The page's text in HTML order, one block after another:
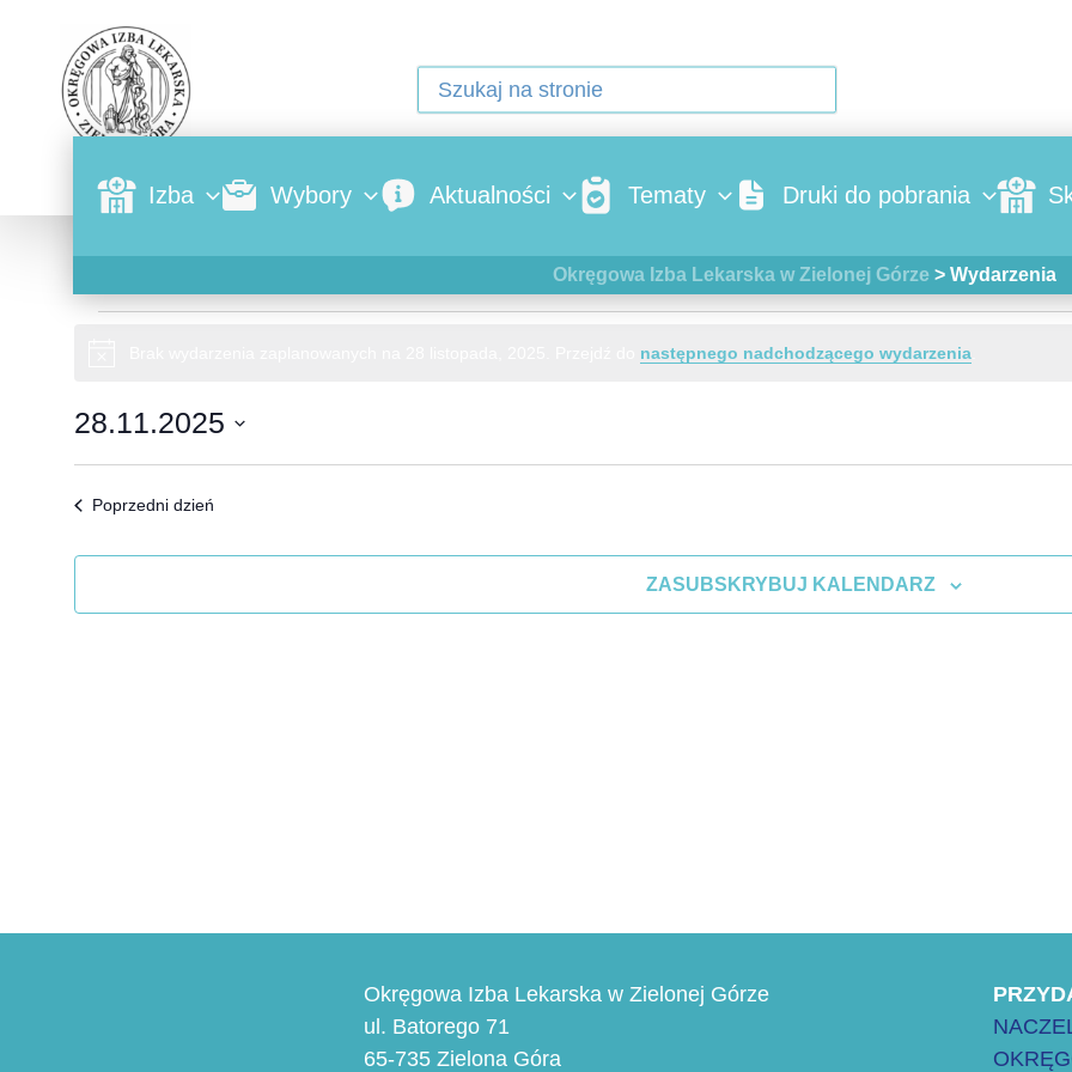
Izba Wybory Aktualności Tematy Druki do pobrania
Okręgowa Izba Lekarska w Zielonej Górze> Wydarzenia
następnego nadchodzącego wydarzenia.
28.11.2025
Poprzedni dzień
ZASUBSKRYBUJ KALENDARZ
Okręgowa Izba Lekarska w Zielonej Górze
ul. Batorego 71
65-735 Zielona Góra